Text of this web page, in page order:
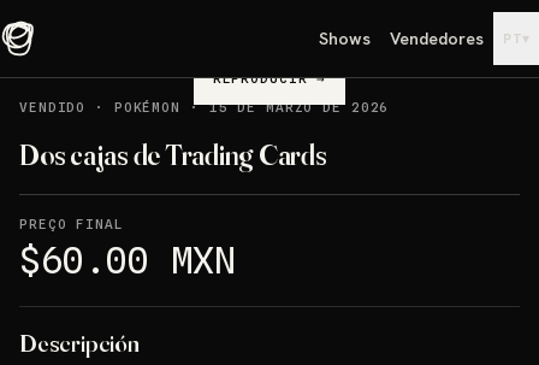
Shows Vendedores PT▾
REPRODUCIR→
VENDIDO
· POKÉMON ·15 DE MARZO DE 2026
Dos cajas de Trading Cards
PREÇO FINAL
$60.00 MXN
Descripción